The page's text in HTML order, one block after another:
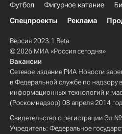
Футбол Фигурное катание
Спецпроекты
Реклама
Версия 2023.1 Beta
© 2026 МИА «Россия сегодня»
Вакансии
Сетевое издание РИА Новости
в Федеральной службе по надзору
информационных технологий и
(Роскомнадзор) 08 апреля 2014
Свидетельство о регистрации Эл
Учредитель: Федеральное